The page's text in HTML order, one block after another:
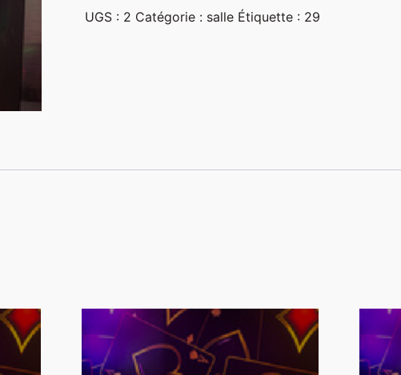
UGS : 2 Catégorie : salle Étiquette : 29